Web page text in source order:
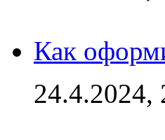
Как
24.4.2024,